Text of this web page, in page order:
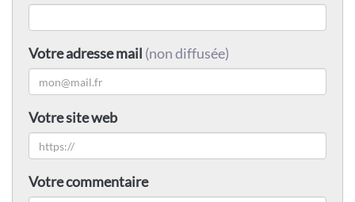
Votre adresse mail (non diffusée)
Votre site web
Votre commentaire